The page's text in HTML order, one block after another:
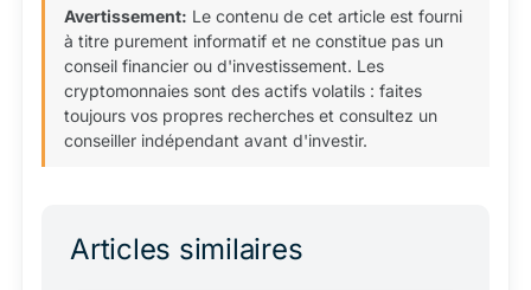
Avertissement: Le contenu de cet article est fourni
à titre purement informatif et ne constitue pas un
conseil financier ou d'investissement. Les
cryptomonnaies sont des actifs volatils : faites
toujours vos propres recherches et consultez un
conseiller indépendant avant d'investir.
Articles similaires